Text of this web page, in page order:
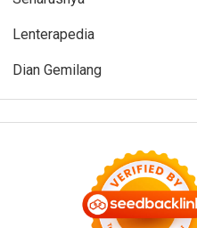
Lenterapedia
Dian Gemilang